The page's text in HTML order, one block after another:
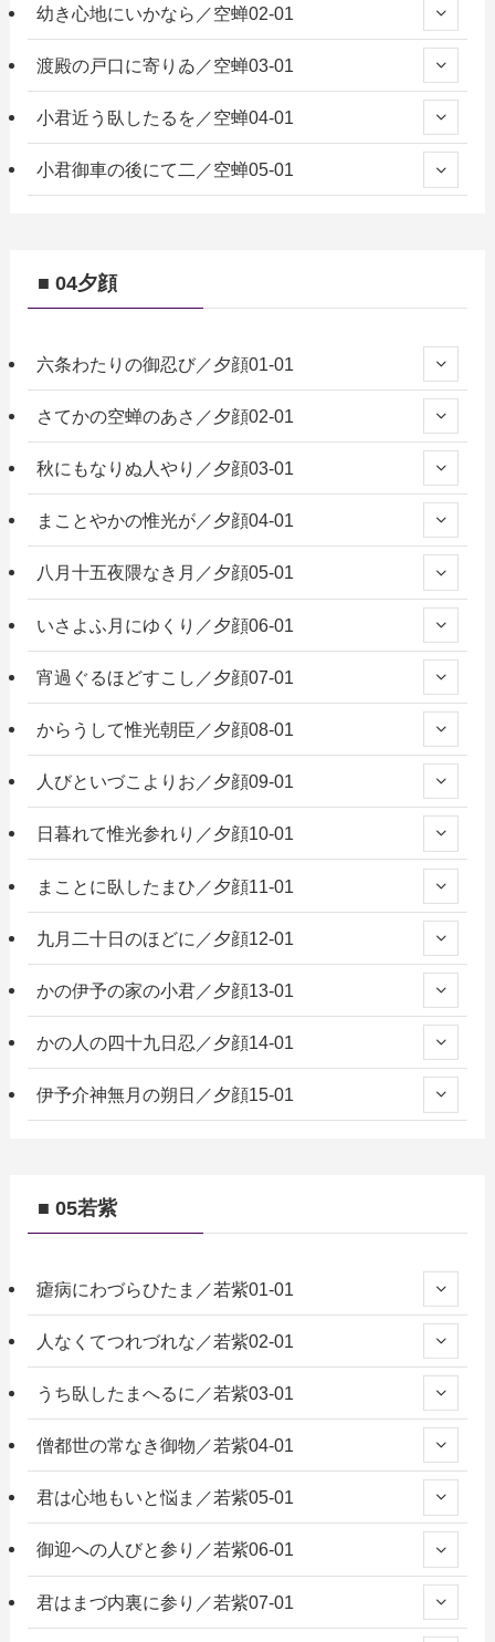
幼き心地にいかなら／空蝉02-01
渡殿の戸口に寄りゐ／空蝉03-01
小君近う臥したるを／空蝉04-01
小君御車の後にて二／空蝉05-01
■ 04夕顔
六条わたりの御忍び／夕顔01-01
さてかの空蝉のあさ／夕顔02-01
秋にもなりぬ人やり／夕顔03-01
まことやかの惟光が／夕顔04-01
八月十五夜隈なき月／夕顔05-01
いさよふ月にゆくり／夕顔06-01
宵過ぐるほどすこし／夕顔07-01
からうして惟光朝臣／夕顔08-01
人びといづこよりお／夕顔09-01
日暮れて惟光参れり／夕顔10-01
まことに臥したまひ／夕顔11-01
九月二十日のほどに／夕顔12-01
かの伊予の家の小君／夕顔13-01
かの人の四十九日忍／夕顔14-01
伊予介神無月の朔日／夕顔15-01
■ 05若紫
瘧病にわづらひたま／若紫01-01
人なくてつれづれな／若紫02-01
うち臥したまへるに／若紫03-01
僧都世の常なき御物／若紫04-01
君は心地もいと悩ま／若紫05-01
御迎への人びと参り／若紫06-01
君はまづ内裏に参り／若紫07-01